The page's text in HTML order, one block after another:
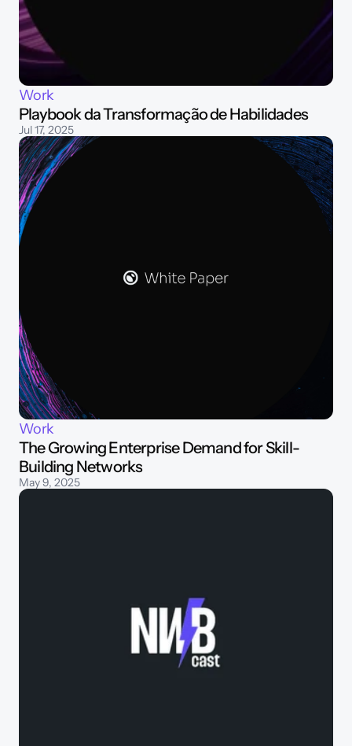
Work
Playbook da Transformação de Habilidades
Jul 17, 2025
Work
The Growing Enterprise Demand for Skill-
Building Networks
May 9, 2025